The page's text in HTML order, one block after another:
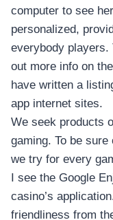
computer to see
personalized,
everybody players.
out more info on
have written a
app internet sites.
We seek products
gaming. To be
we try for every
I see the Google
casino’s
friendliness from